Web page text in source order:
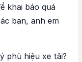
khai báo quá
bạn, anh em
phù hiệu xe tải?